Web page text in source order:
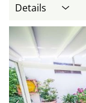
Details